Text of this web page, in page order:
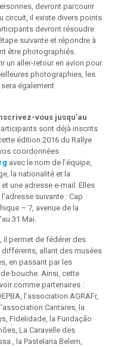
devront parcourir
circuit, il existe divers points
devront résoudre
suivante et répondre à
être photographiés.
un aller-retour en avion pour
photographies, les
également
vous jusqu’au
sont déjà inscrits
édition 2016 du Rallye
coordonnées
avec le nom de l’équipe,
la nationalité et la
une adresse e-mail. Elles
suivante : Cap
– 7, avenue de la
31 Mai.
il permet de fédérer des
allant des musées
en passant par les
bouche. Ainsi, cette
comme partenaires :
l’association AGRAFr,
Cantares, la
Fidelidade, la Fundação
La Caravelle des
, la Pastelaria Belem,